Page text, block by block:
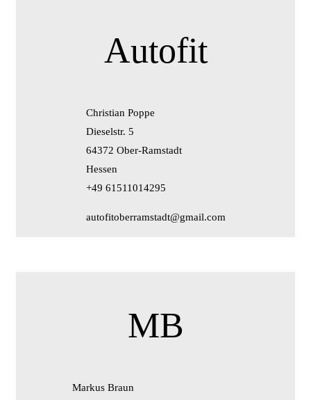
Autofit
Christian Poppe
Dieselstr. 5
64372 Ober-Ramstadt
Hessen
+49 61511014295
autofitoberramstadt@gmail.com
MB
Markus Braun